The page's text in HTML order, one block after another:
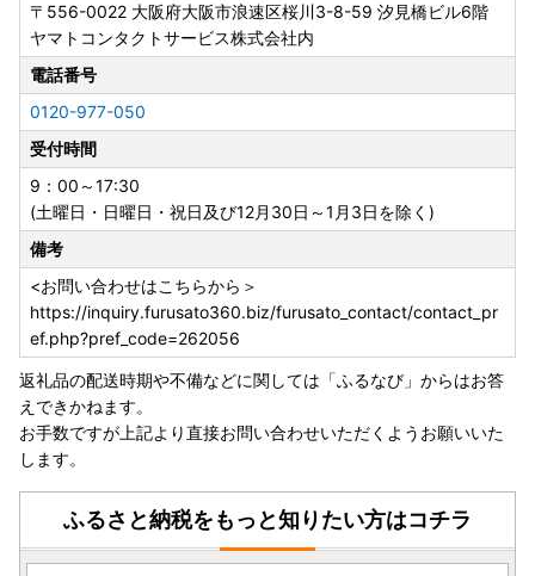
〒556-0022 大阪府大阪市浪速区桜川3-8-59 汐見橋ビル6階
ヤマトコンタクトサービス株式会社内
電話番号
0120-977-050
受付時間
9：00～17:30
(土曜日・日曜日・祝日及び12月30日～1月3日を除く)
備考
<お問い合わせはこちらから＞
https://inquiry.furusato360.biz/furusato_contact/contact_pr
ef.php?pref_code=262056
返礼品の配送時期や不備などに関しては「ふるなび」からはお答
えできかねます。
お手数ですが上記より直接お問い合わせいただくようお願いいた
します。
ふるさと納税をもっと知りたい方はコチラ